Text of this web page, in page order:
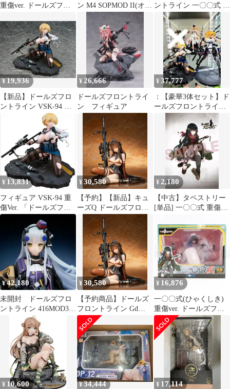
重傷ver. ドールズフロ
フィギュア わんだらー
ン M4 SOPMOD II(オリ
ジナル版) 1/7 完成品
ントライン 一〇〇式 タ
イプ 1/12 プラモデル
¥19,936
【新品】ドールズフロ
ントライン VSK-94 重
傷Ver. 1/6スケール 完成
品フィギュア ファッ
ト・カンパニー Dolls'
Frontline【代引き不
可・北海道不可】
¥ 26,666
ドールズフロントライ
ン フィギュア
¥37,777
：【豪華3体セット】ド
ールズフロントライ
ン・美少女フィギュア
¥ 13,831
フィギュア VSK-94 重
傷Ver. 「ドールズフロ
ントライン」 1/6 プラ
スチック製塗装済み完
成品 GOODSMILE
ONLINE
SHOP&Amazon.co.jp&
あみあみ限定【14日以
内発送】
¥30,580
【予約】【新品】キュ
ーズQ ドールズフロン
トライン 1/7 Gd DSR-
50 重傷版【正規品】
¥ 2,180
【中古】タペストリー
[単品] 一〇〇式 重傷
「ドールズフロントラ
イン 一〇〇式 重傷ver.
1/7 PVC＆ABS製塗装済
み完成品 駿河屋限定
版」 同梱特典
¥42,180
未開封 ドールズフロ
ントライン 416MOD3
1/7 フィギュア[キュー
¥30,580
【予約商品】ドールズ
フロントライン Gd
DSR-50 重傷版【箱あ
り】【正規品】キュー
ズQ
¥ 16,876
一〇〇式(ひゃくしき)
重傷ver. ドールズフロ
ントライン 1/7 完成品
フィギュア わんだらー
¥ 10,600 ¥34,444 ¥ 17,114